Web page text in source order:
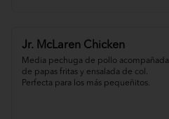
Jr. McLaren Chicken
Media pechuga de pollo acompañada
de papas fritas y ensalada de col.
Perfecta para los más pequeñitos.